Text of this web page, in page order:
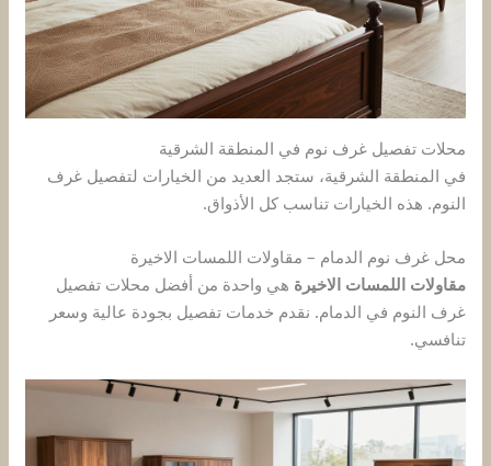
محلات تفصيل غرف نوم في المنطقة الشرقية
في المنطقة الشرقية، ستجد العديد من الخيارات لتفصيل غرف
النوم. هذه الخيارات تناسب كل الأذواق.
محل غرف نوم الدمام – مقاولات اللمسات الاخيرة
مقاولات اللمسات الاخيرة هي واحدة من أفضل محلات تفصيل
غرف النوم في الدمام. نقدم خدمات تفصيل بجودة عالية وسعر
تنافسي.